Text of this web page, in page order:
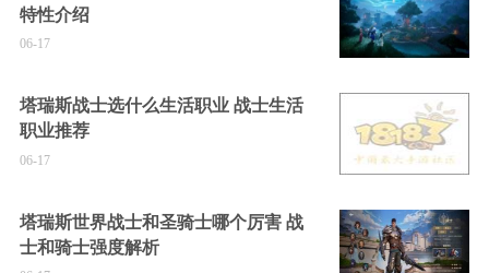
特性介绍
06-17
塔瑞斯战士选什么生活职业 战士生活
职业推荐
06-17
塔瑞斯世界战士和圣骑士哪个厉害 战
士和骑士强度解析